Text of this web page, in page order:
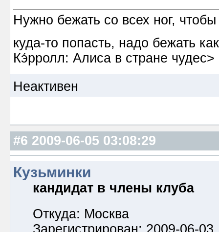
Нужно бежать со всех ног,
куда-то попасть, надо бежать
Кэ́рролл: Алиса в стране чудес>
Неактивен
#6 2009-06-05 03:08:29
Кузьминки
кандидат в члены клуба
Откуда: Москва
Зарегистрирован: 2009-06-03